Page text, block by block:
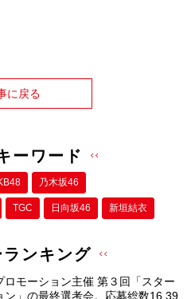
に戻る
ーワード
乃木坂46
TGC 日向坂46 新垣結衣
ンキング
ロモーション主催 第３回「スター
」の最終選考会。応募総数16,39